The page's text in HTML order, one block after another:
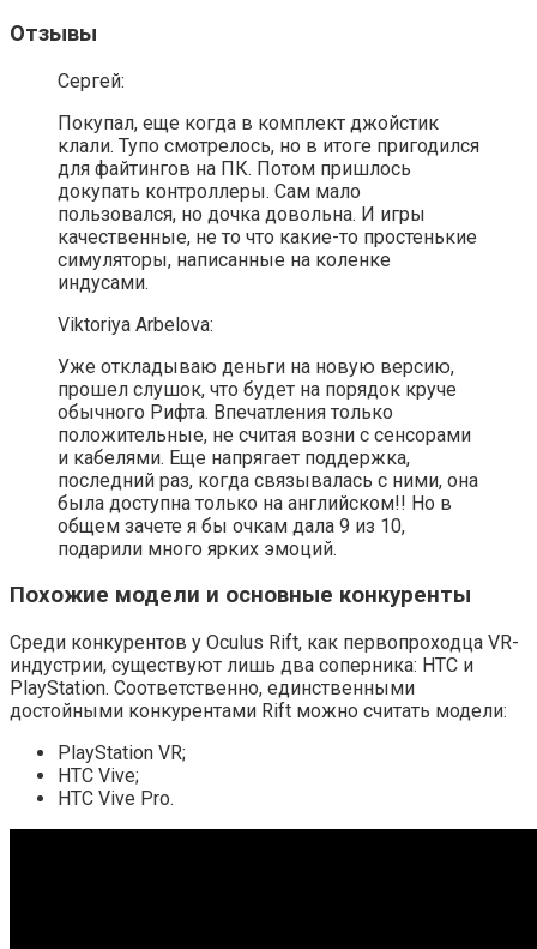
Отзывы
Сергей:
Покупал, еще когда в комплект джойстик
клали. Тупо смотрелось, но в итоге пригодился
для файтингов на ПК. Потом пришлось
докупать контроллеры. Сам мало
пользовался, но дочка довольна. И игры
качественные, не то что какие-то простенькие
симуляторы, написанные на коленке
индусами.
Viktoriya Arbelova:
Уже откладываю деньги на новую версию,
прошел слушок, что будет на порядок круче
обычного Рифта. Впечатления только
положительные, не считая возни с сенсорами
и кабелями. Еще напрягает поддержка,
последний раз, когда связывалась с ними, она
была доступна только на английском!! Но в
общем зачете я бы очкам дала 9 из 10,
подарили много ярких эмоций.
Похожие модели и основные конкуренты
Среди конкурентов у Oculus Rift, как первопроходца VR-
индустрии, существуют лишь два соперника: HTC и
PlayStation. Соответственно, единственными
достойными конкурентами Rift можно считать модели:
PlayStation VR;
HTC Vive;
HTC Vive Pro.